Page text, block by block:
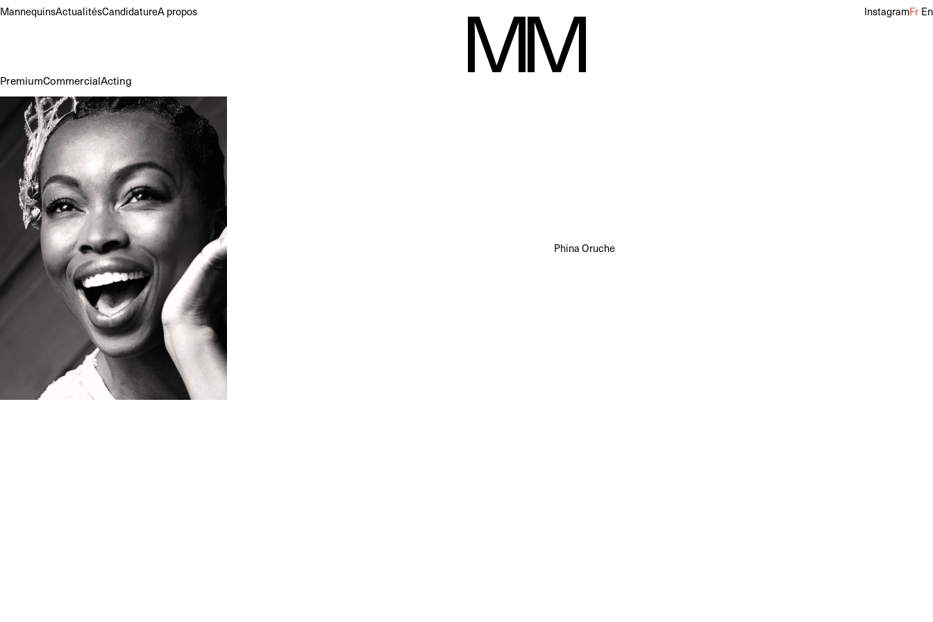
MannequinsActualitésCandidatureA propos InstagramFr En
PremiumCommercialActing
Phina Oruche